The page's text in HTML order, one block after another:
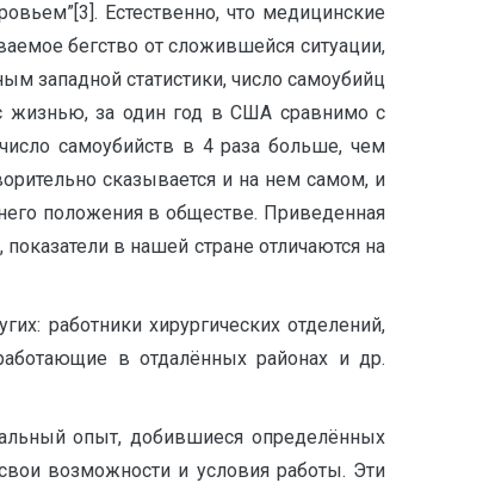
Естественно, что медицинские
бегство от сложившейся ситуации,
западной статистики, число самоубийц
жизнью, за один год в США сравнимо с
самоубийств в 4 раза больше, чем
сказывается и на нем самом, и
положения в обществе. Приведенная
в нашей стране отличаются на
работники хирургических отделений,
в отдалённых районах и др.
опыт, добившиеся определённых
возможности и условия работы. Эти